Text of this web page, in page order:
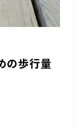
の歩行量